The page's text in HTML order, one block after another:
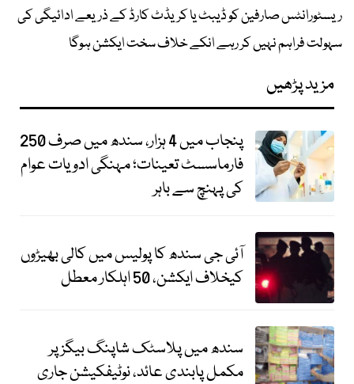
ریسٹورانٹس صارفین کو ڈیبٹ یا کریڈٹ کارڈ کے ذریعے ادائیگی کی
سہولت فراہم نہیں کر رہے انکے خلاف سخت ایکشن ہوگا
مزید پڑھیں
پنجاب میں 4 ہزار، سندھ میں صرف 250
فارماسسٹ تعینات؛ مہنگی ادویات عوام
کی پہنچ سے باہر
آئی جی سندھ کا پولیس میں کالی بھیڑوں
کیخلاف ایکشن، 50 اہلکار معطل
سندھ میں پلاسٹک شاپنگ بیگز پر
مکمل پابندی عائد، نوٹیفکیشن جاری